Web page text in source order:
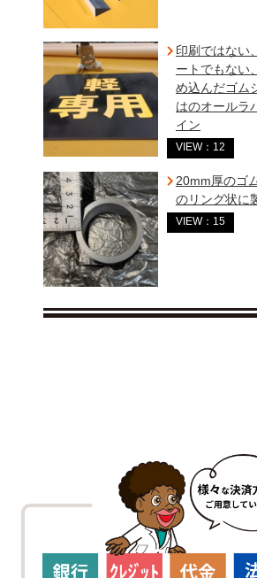
印刷ではない
ートでもない
め込んだゴム
はのオールラ
イン
VIEW：12
20mm厚のゴ
のリング状に
VIEW：15